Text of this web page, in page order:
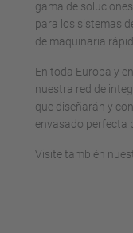
gama de
para los sistemas
de maquinaria
En toda Europa y
nuestra red de
que diseñarán y
envasado perfecta
Visite también